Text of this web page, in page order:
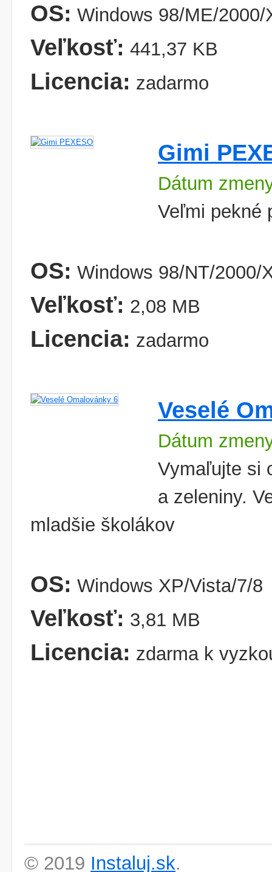
OS: Windows 98/ME/2000/
Veľkosť: 441,37 KB
Licencia: zadarmo
Gimi
Dátum
Veľmi pekné
OS: Windows 98/NT/2000/
Veľkosť: 2,08 MB
Licencia: zadarmo
Veselé
Dátum
Vymaľujte si
a zeleniny.
mladšie školákov
OS: Windows XP/Vista/7/8
Veľkosť: 3,81 MB
Licencia: zdarma k
© 2019 Instaluj.sk.